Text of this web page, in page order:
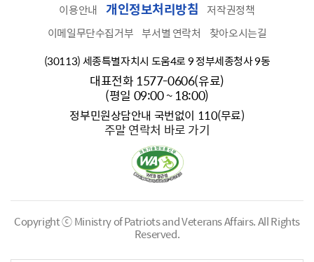
이용안내 개인정보처리방침
저작권정책
이메일무단수집거부 부서별 연락처
찾아오시는길
(30113) 세종특별자치시 도움4로 9 정부세종청사 9동
대표전화 1577-0606(유료)
(평일 09:00 ~ 18:00)
정부민원상담안내 국번없이 110(무료)
주말 연락처 바로 가기
Copyright ⓒ Ministry of Patriots and Veterans Affairs.All Rights
Reserved.